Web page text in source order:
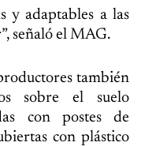
y adaptables a las
señaló el MAG.
también
sobre el suelo
con postes de
con plástico